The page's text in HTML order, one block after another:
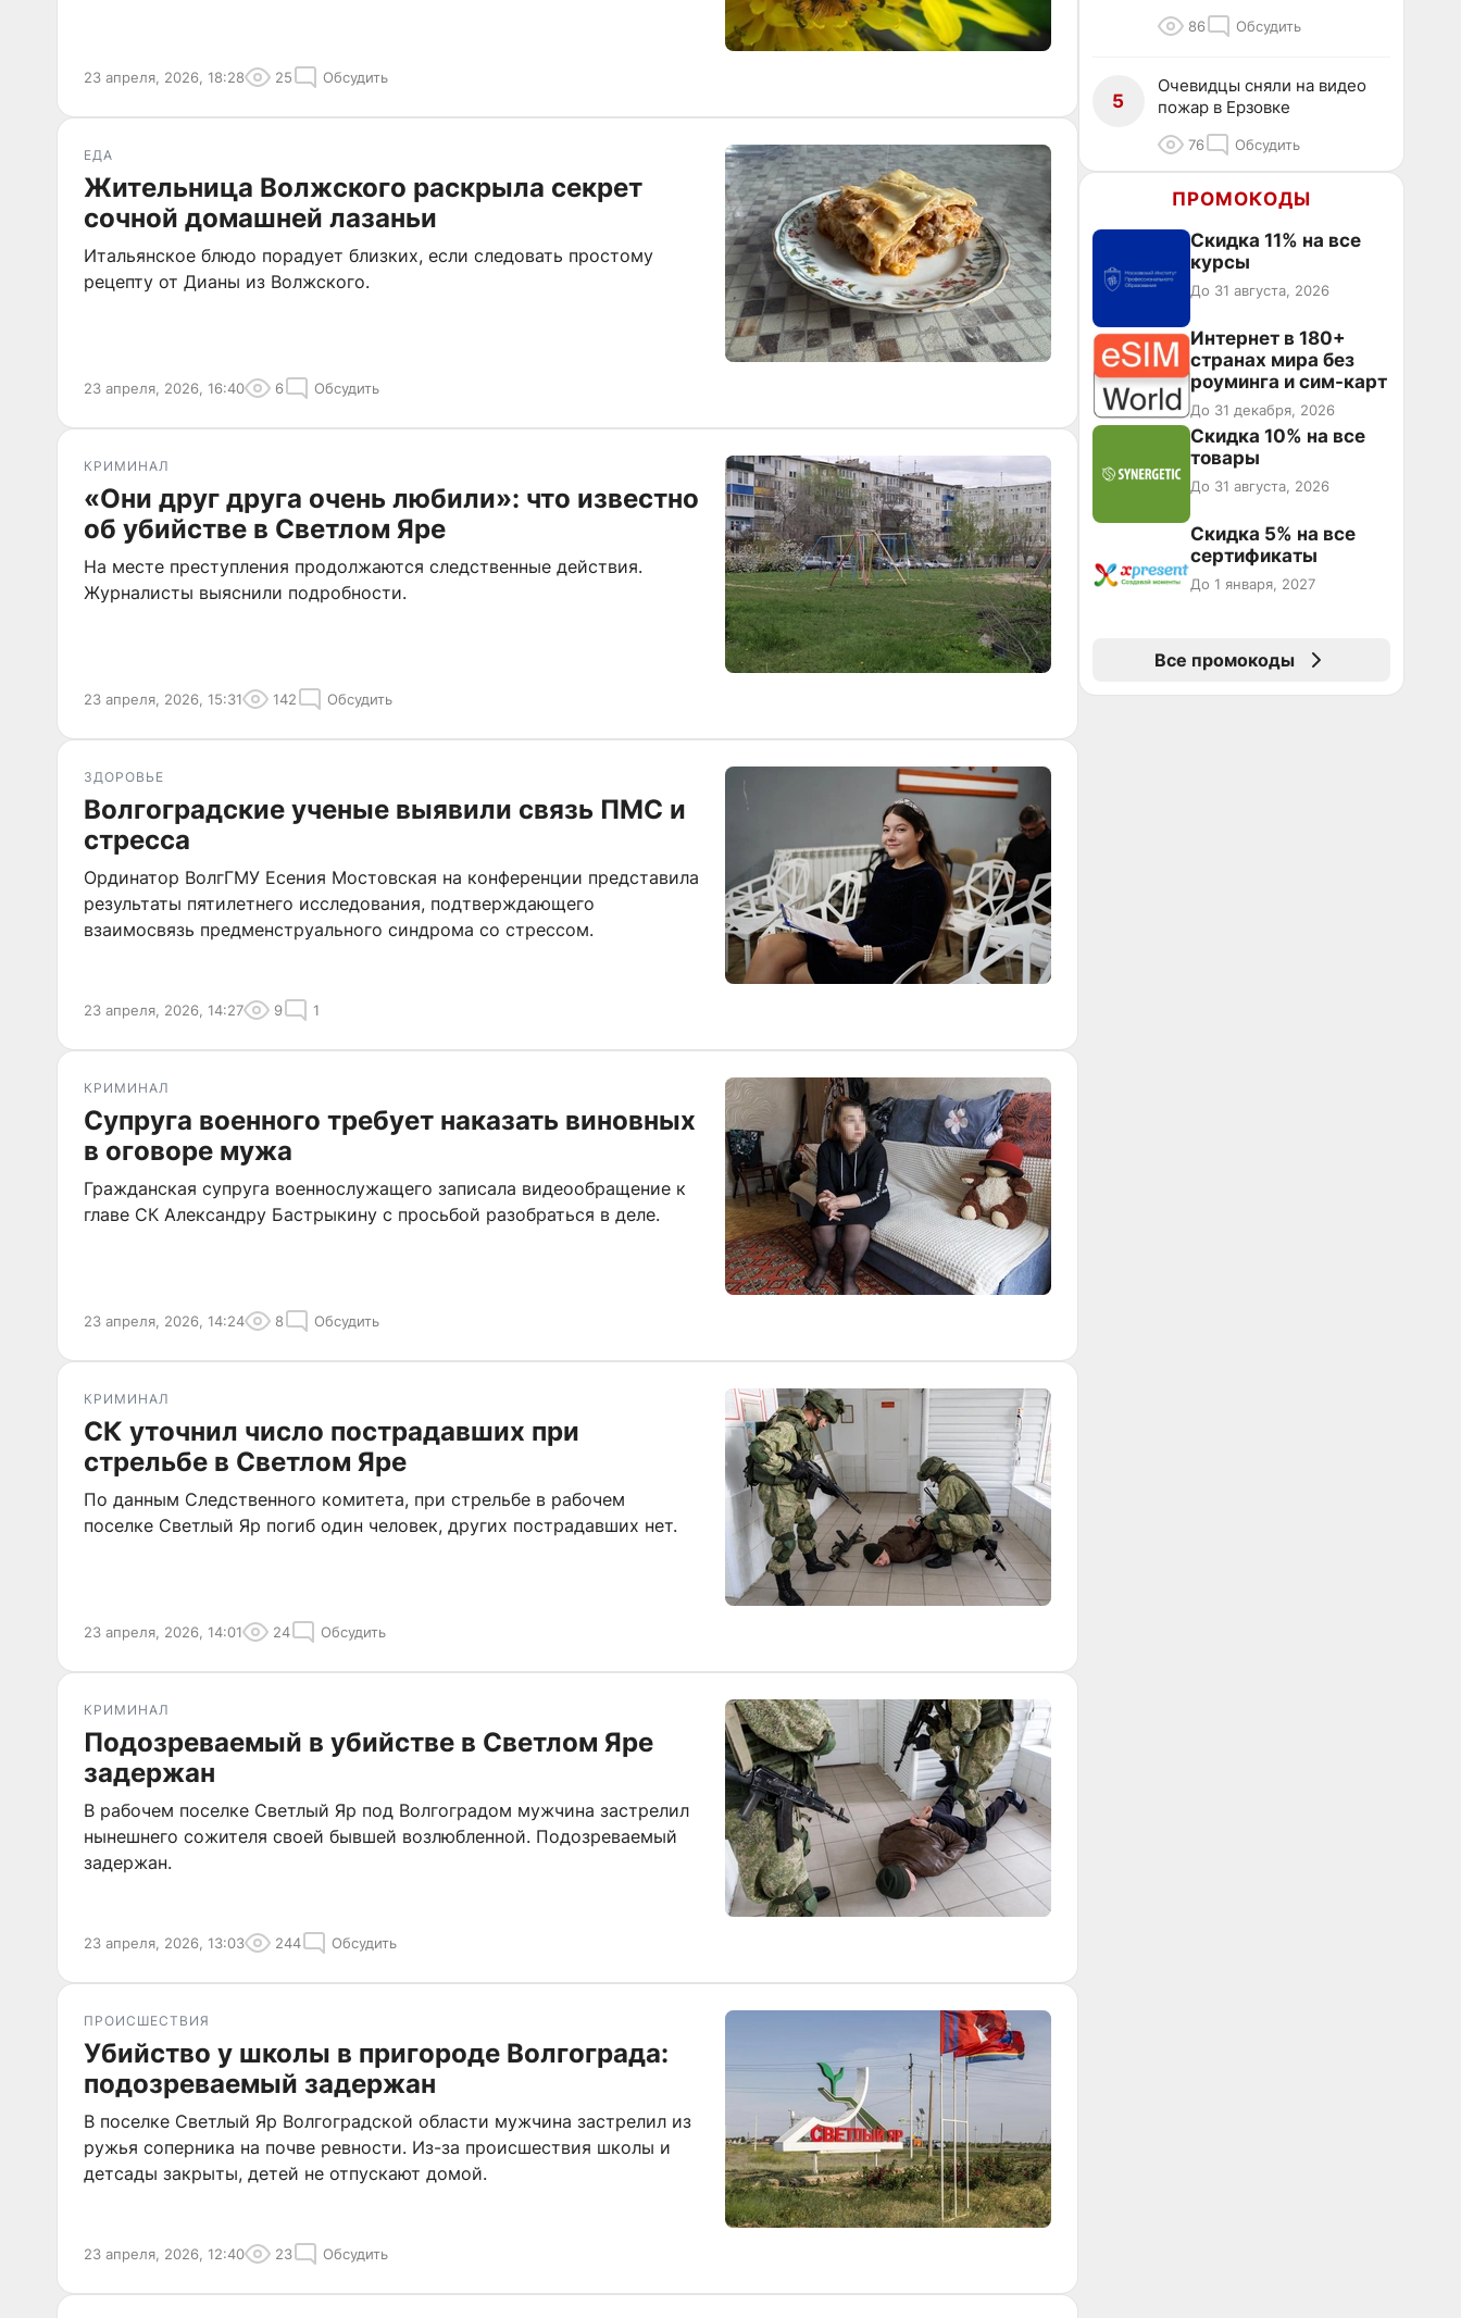
23 апреля, 2026, 18:28 25 Обсудить
ЕДА
Жительница Волжского раскрыла секрет
сочной домашней лазаньи
Итальянское блюдо порадует близких, если следовать простому
рецепту от Дианы из Волжского.
23 апреля, 2026, 16:40 6 Обсудить
КРИМИНАЛ
«Они друг друга очень любили»: что известно
об убийстве в Светлом Яре
На месте преступления продолжаются следственные действия.
Журналисты выяснили подробности.
23 апреля, 2026, 15:31 142 Обсудить
ЗДОРОВЬЕ
Волгоградские ученые выявили связь ПМС и
стресса
Ординатор ВолгГМУ Есения Мостовская на конференции представила
результаты пятилетнего исследования, подтверждающего
взаимосвязь предменструального синдрома со стрессом.
23 апреля, 2026, 14:27 9 1
КРИМИНАЛ
Супруга военного требует наказать виновных
в оговоре мужа
Гражданская супруга военнослужащего записала видеообращение к
главе СК Александру Бастрыкину с просьбой разобраться в деле.
23 апреля, 2026, 14:24 8 Обсудить
КРИМИНАЛ
СК уточнил число пострадавших при
стрельбе в Светлом Яре
По данным Следственного комитета, при стрельбе в рабочем
поселке Светлый Яр погиб один человек, других пострадавших нет.
23 апреля, 2026, 14:01 24 Обсудить
КРИМИНАЛ
Подозреваемый в убийстве в Светлом Яре
задержан
В рабочем поселке Светлый Яр под Волгоградом мужчина застрелил
нынешнего сожителя своей бывшей возлюбленной. Подозреваемый
задержан.
23 апреля, 2026, 13:03 244 Обсудить
ПРОИСШЕСТВИЯ
Убийство у школы в пригороде Волгограда:
подозреваемый задержан
В поселке Светлый Яр Волгоградской области мужчина застрелил из
ружья соперника на почве ревности. Из-за происшествия школы и
детсады закрыты, детей не отпускают домой.
23 апреля, 2026, 12:40 23 Обсудить
86 Обсудить
5
Очевидцы сняли на видео
пожар в Ерзовке
76 Обсудить
ПРОМОКОДЫ
Скидка 11% на все
курсы
До 31 августа, 2026
Интернет в 180+
странах мира без
роуминга и сим-карт
До 31 декабря, 2026
Скидка 10% на все
товары
До 31 августа, 2026
Скидка 5% на все
сертификаты
До 1 января, 2027
Все промокоды